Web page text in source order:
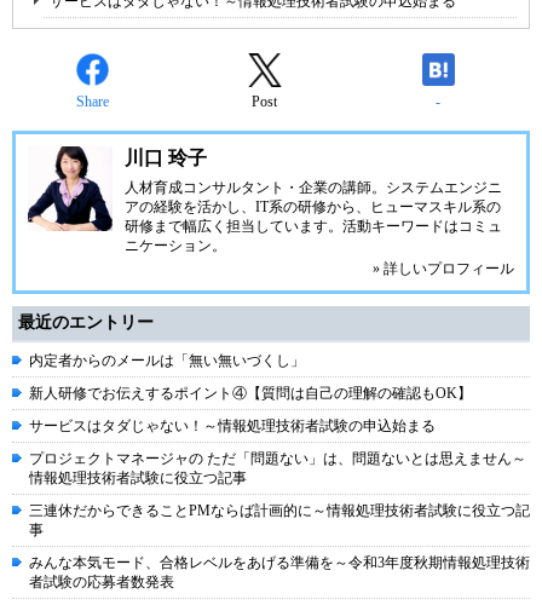
Share Post -
川口 玲子
人材育成コンサルタント・企業の講師。システムエンジニ
アの経験を活かし、IT系の研修から、ヒューマスキル系の
研修まで幅広く担当しています。活動キーワードはコミュ
ニケーション。
» 詳しいプロフィール
最近のエントリー
内定者からのメールは「無い無いづくし」
新人研修でお伝えするポイント④【質問は自己の理解の確認もOK】
サービスはタダじゃない！～情報処理技術者試験の申込始まる
プロジェクトマネージャの ただ「問題ない」は、問題ないとは思えません～
情報処理技術者試験に役立つ記事
三連休だからできることPMならば計画的に～情報処理技術者試験に役立つ記
事
みんな本気モード、合格レベルをあげる準備を～令和3年度秋期情報処理技術
者試験の応募者数発表